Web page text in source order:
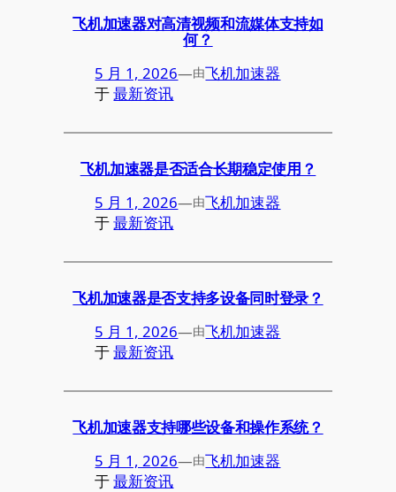
飞机加速器对高清视频和流媒体支持如
何？
5 月 1, 2026—由飞机加速器
于最新资讯
飞机加速器是否适合长期稳定使用？
5 月 1, 2026—由飞机加速器
于最新资讯
飞机加速器是否支持多设备同时登录？
5 月 1, 2026—由飞机加速器
于最新资讯
飞机加速器支持哪些设备和操作系统？
5 月 1, 2026—由飞机加速器
于最新资讯